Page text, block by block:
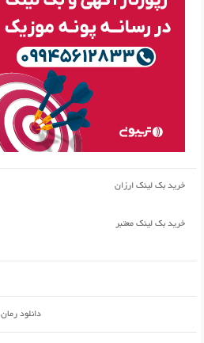
خرید بک لینک ارزان
خرید بک لینک معتبر
دانلود رمان